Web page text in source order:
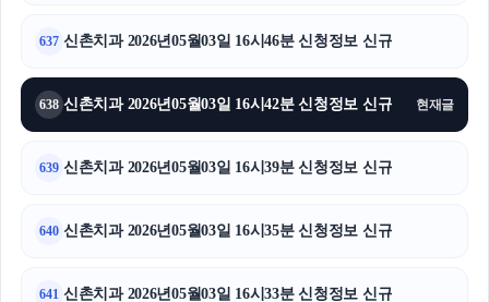
637 신촌치과 2026년05월03일 16시46분 신청정보 신규
638 신촌치과 2026년05월03일 16시42분 신청정보 신규 현재글
639 신촌치과 2026년05월03일 16시39분 신청정보 신규
640 신촌치과 2026년05월03일 16시35분 신청정보 신규
641 신촌치과 2026년05월03일 16시33분 신청정보 신규